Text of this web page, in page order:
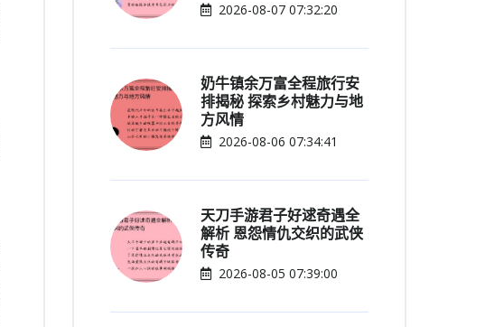
2026-08-07 07:32:20
奶牛镇余万富全程旅行安
排揭秘 探索乡村魅力与地
方风情
2026-08-06 07:34:41
天刀手游君子好逑奇遇全
解析 恩怨情仇交织的武侠
传奇
2026-08-05 07:39:00